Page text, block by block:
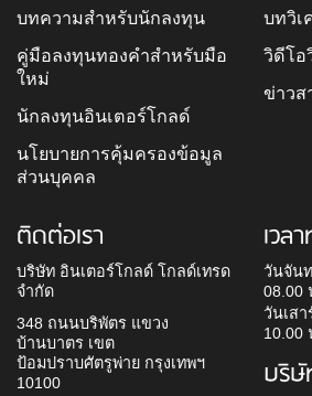
บทความสำหรับนักลงทุน
คู่มือลงทุนทองคำสำหรับมือ
ใหม่
นักลงทุนอินเตอร์โกลด์
นโยบายการคุ้มครองข้อมูล
ส่วนบุคคล
บทวิเ
วิดีโอ
ข่าวส
ติดต่อเรา
บริษัท อินเตอร์โกลด์ โกลด์เทรด
จำกัด
348 ถนนบริพัตร แขวง
บ้านบาตร เขต
ป้อมปราบศัตรูพ่าย กรุงเทพฯ
10100
เวล
วันจัน
08.00
วันเสา
10.00
บริษั